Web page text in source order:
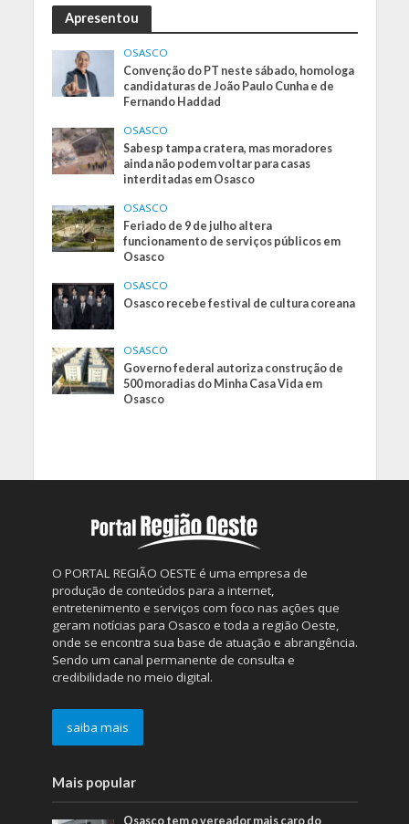
Apresentou
OSASCO
Convenção do PT neste sábado, homologa
candidaturas de João Paulo Cunha e de
Fernando Haddad
OSASCO
Sabesp tampa cratera, mas moradores
ainda não podem voltar para casas
interditadas em Osasco
OSASCO
Feriado de 9 de julho altera
funcionamento de serviços públicos em
Osasco
OSASCO
Osasco recebe festival de cultura coreana
OSASCO
Governo federal autoriza construção de
500 moradias do Minha Casa Vida em
Osasco
O PORTAL REGIÃO OESTE é uma empresa de
produção de conteúdos para a internet,
entretenimento e serviços com foco nas ações que
geram notícias para Osasco e toda a região Oeste,
onde se encontra sua base de atuação e abrangência.
Sendo um canal permanente de consulta e
credibilidade no meio digital.
saiba mais
Mais popular
Osasco tem o vereador mais caro do